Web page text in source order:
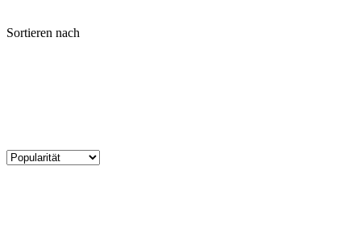
Sortieren nach